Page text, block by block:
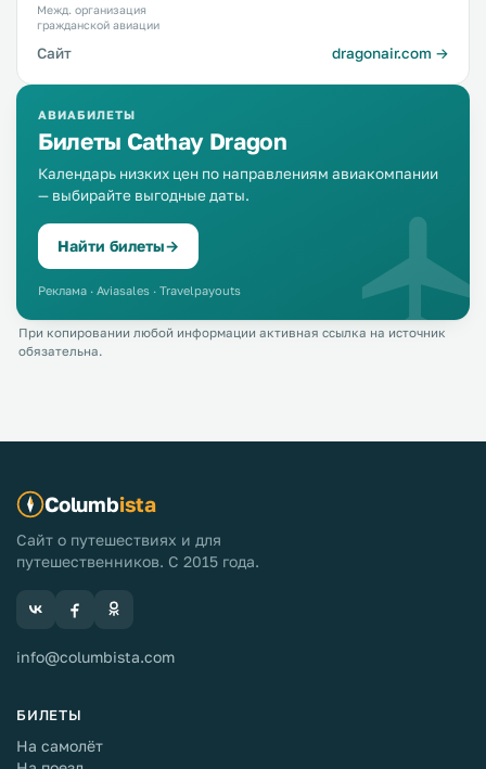
Межд. организация
гражданской авиации
Сайт dragonair.com →
АВИАБИЛЕТЫ
Билеты Cathay Dragon
Календарь низких цен по направлениям авиакомпании
— выбирайте выгодные даты.
Найти билеты→
Реклама · Aviasales · Travelpayouts
При копировании любой информации активная ссылка на источник
обязательна.
Columbista
Сайт о путешествиях и для
путешественников. С 2015 года.
info@columbista.com
БИЛЕТЫ
На самолёт